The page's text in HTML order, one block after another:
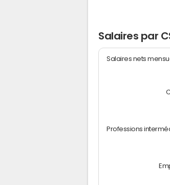
Salaires par
Salaires nets
Professions